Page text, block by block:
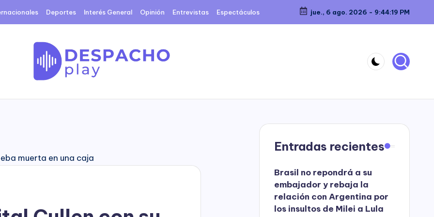
Deportes Interés General Opinión Entrevistas Espectáculos jue., 6 ago. 2026- 9:44:20 PM
D
p
Entradas recientes
Brasil no repondrá a su
embajador y rebaja la
relación con Argentina por
los insultos de Milei a Lula